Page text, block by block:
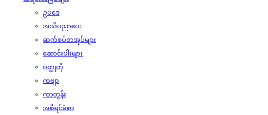
ဥပဒေ
အသိပညာပေး
ဆက်စပ်စာအုပ်များ
ဆောင်းပါးများ
ဝတ္ထုတို
ကဗျာ
ကာတွန်း
အစီရင်ခံစာ